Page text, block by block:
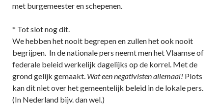
met burgemeester en schepenen.
* Tot slot nog dit.
We hebben het nooit begrepen en zullen het ook nooit
begrijpen. In de nationale pers neemt men het Vlaamse of
federale beleid werkelijk dagelijks op de korrel. Met de
grond gelijk gemaakt. Wat een negativisten allemaal! Plots
kan dit niet over het gemeentelijk beleid in de lokale pers.
(In Nederland bijv. dan wel.)